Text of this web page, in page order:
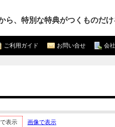
ら、特別な特典がつくものだ
会
お問い合せ
ご利用ガイド
表示 画像で表示